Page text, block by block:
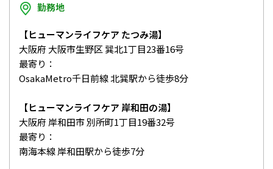
勤務地
【ヒューマンライフケア たつみ湯】
大阪府 大阪市生野区 巽北1丁目23番16号
最寄り：
OsakaMetro千日前線 北巽駅から徒歩8分
【ヒューマンライフケア 岸和田の湯】
大阪府 岸和田市 別所町1丁目19番32号
最寄り：
南海本線 岸和田駅から徒歩7分